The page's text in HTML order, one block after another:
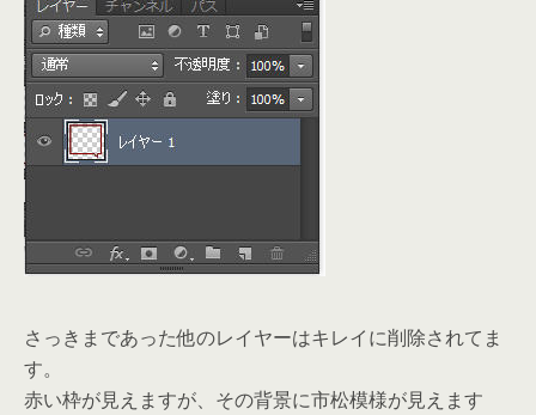
さっきまであった他のレイヤーはキレイに削除されてま
す。
赤い枠が見えますが、その背景に市松模様が見えます